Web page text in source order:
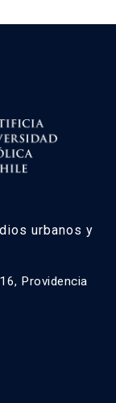
urbanos y
Providencia